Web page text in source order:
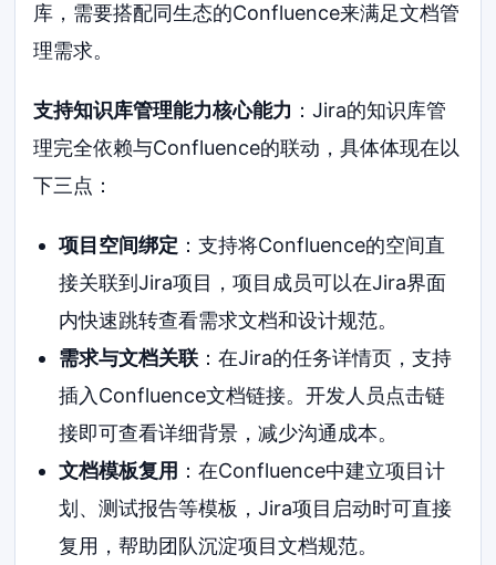
库，需要搭配同生态的Confluence来满足文档管
理需求。
支持知识库管理能力核心能力 ：Jira的知识库管
理完全依赖与Confluence的联动，具体体现在以
下三点：
项目空间绑定 ：支持将Confluence的空间直
接关联到Jira项目，项目成员可以在Jira界面
内快速跳转查看需求文档和设计规范。
需求与文档关联：在Jira的任务详情页，支持
插入Confluence文档链接。开发人员点击链
接即可查看详细背景，减少沟通成本。
文档模板复用 ：在Confluence中建立项目计
划、测试报告等模板，Jira项目启动时可直接
复用，帮助团队沉淀项目文档规范。